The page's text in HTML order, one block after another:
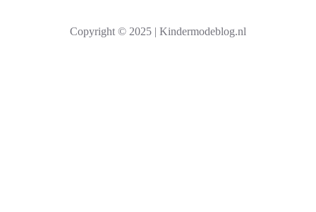
e
Copyright © 2025 | Kindermodeblog.nl